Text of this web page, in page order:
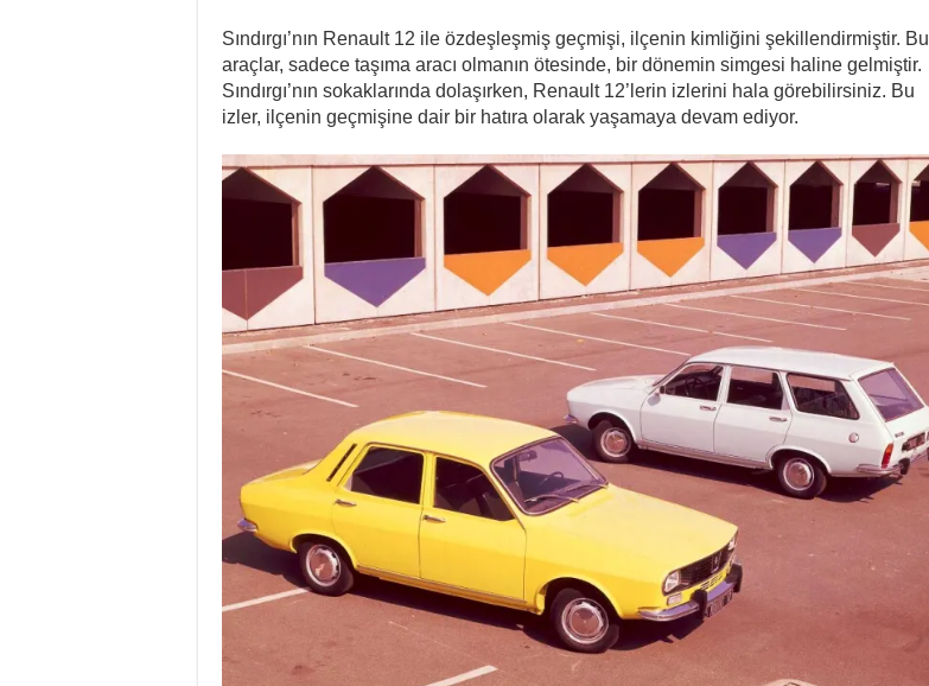
Sındırgı’nın Renault 12 ile özdeşleşmiş geçmişi, ilçenin kimliğini şekillendirmiştir. Bu
araçlar, sadece taşıma aracı olmanın ötesinde, bir dönemin simgesi haline gelmiştir.
Sındırgı’nın sokaklarında dolaşırken, Renault 12’lerin izlerini hala görebilirsiniz. Bu
izler, ilçenin geçmişine dair bir hatıra olarak yaşamaya devam ediyor.